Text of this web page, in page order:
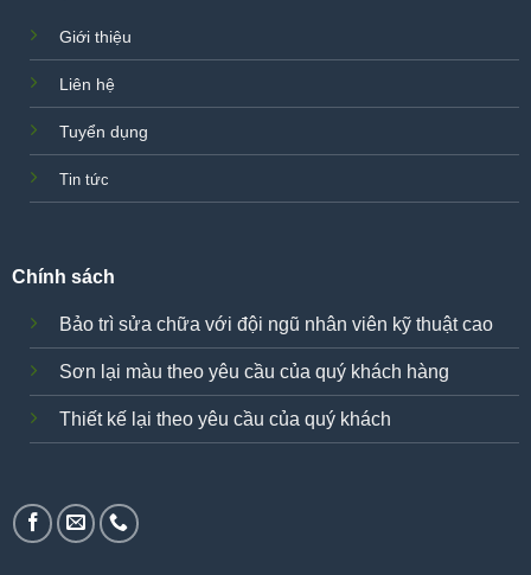
Giới thiệu
Liên hệ
Tuyển dụng
Tin tức
Chính sách
Bảo trì sửa chữa với đội ngũ nhân viên kỹ thuật cao
Sơn lại màu theo yêu cầu của quý khách hàng
Thiết kế lại theo yêu cầu của quý khách